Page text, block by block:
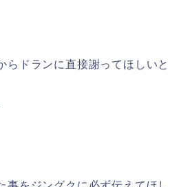
らドランに直接謝ってほしいと